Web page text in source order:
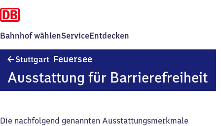
Bahnhof wählenServiceEntdecken
Stuttgart Feuersee
Ausstattung für Barrierefreiheit
Die nachfolgend genannten Ausstattungsmerkmale